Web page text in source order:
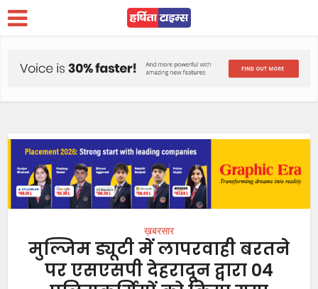
ख़बरसार
मुल्जिम ड्यूटी में लापरवाही बरतने
पर एसएसपी देहरादून द्वारा 04